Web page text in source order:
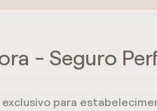
- Seguro
exclusivo para